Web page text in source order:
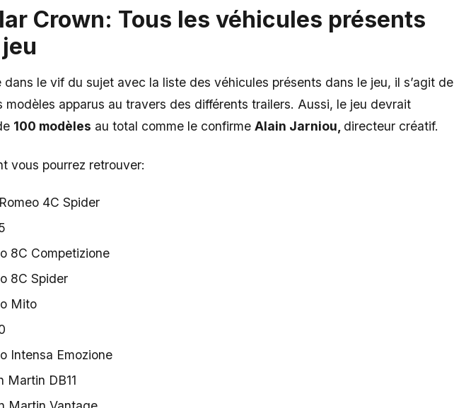
Crown: Tous les véhicules présents
dans le vif du sujet avec la liste des véhicules présents dans le jeu, il s’agit de
modèles apparus au travers des différents trailers. Aussi, le jeu devrait
100 modèles au total comme le confirme Alain Jarniou, directeur créatif.
vous pourrez retrouver:
4C Spider
8C Competizione
8C Spider
Mito
Intensa Emozione
Martin DB11